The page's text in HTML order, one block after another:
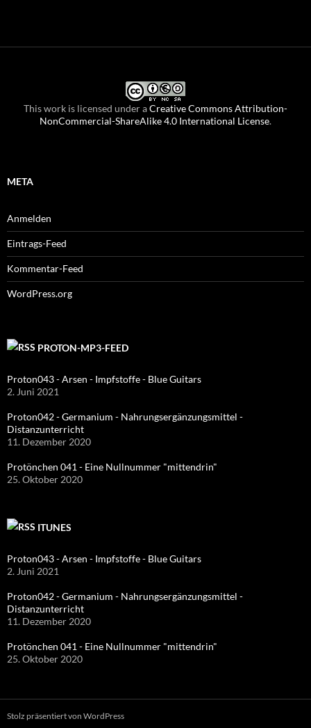
This work is licensed under aCreative Commons Attribution-
NonCommercial-ShareAlike 4.0 International License.
META
Anmelden
Eintrags-Feed
Kommentar-Feed
WordPress.org
PROTON-MP3-FEED
Proton043 - Arsen - Impfstoffe - Blue Guitars
2. Juni 2021
Proton042 - Germanium - Nahrungsergänzungsmittel -
Distanzunterricht
11. Dezember 2020
Protönchen 041 - Eine Nullnummer "mittendrin"
25. Oktober 2020
ITUNES
Proton043 - Arsen - Impfstoffe - Blue Guitars
2. Juni 2021
Proton042 - Germanium - Nahrungsergänzungsmittel -
Distanzunterricht
11. Dezember 2020
Protönchen 041 - Eine Nullnummer "mittendrin"
25. Oktober 2020
Stolz präsentiert von WordPress